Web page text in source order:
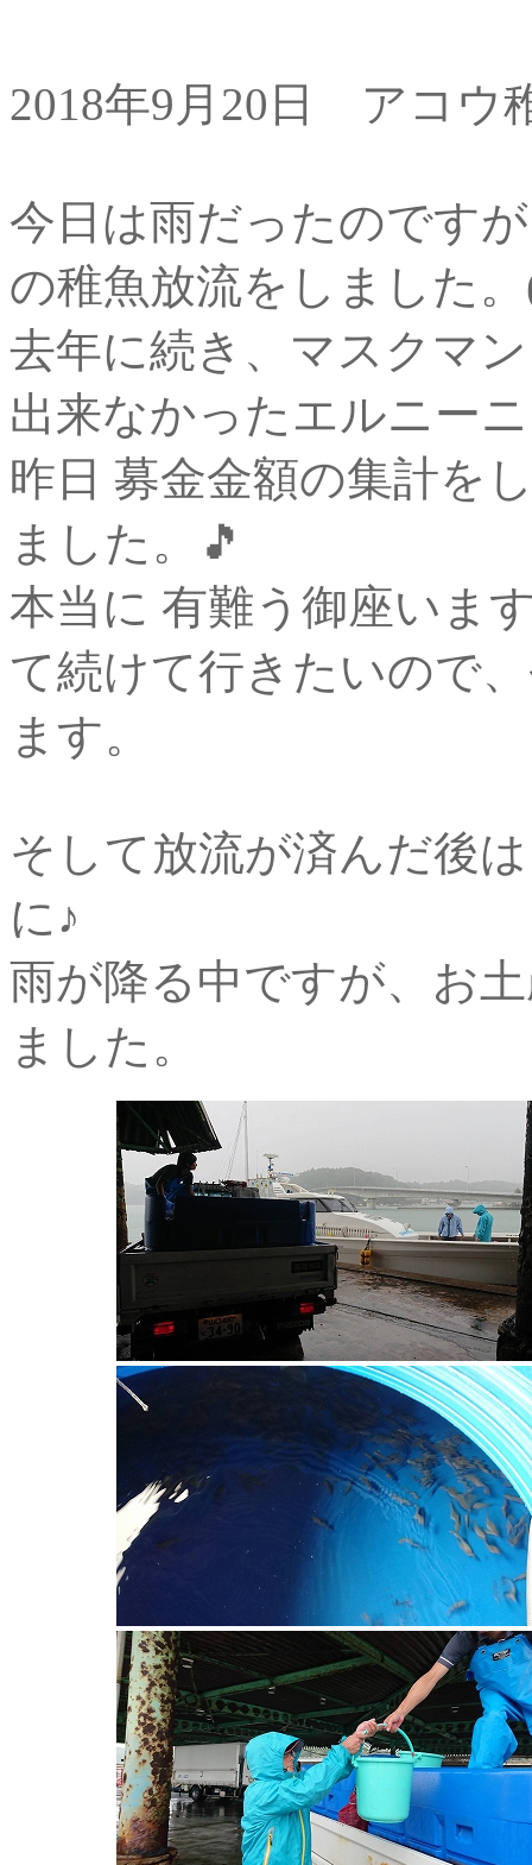
2018年9月20日 アコウ
今日は雨だったのです
の稚魚放流をしました
去年に続き、マスクマ
出来なかったエルニー
昨日 募金金額の集計を
ました。🎵
本当に 有難う御座いま
て続けて行きたいので
ます。
そして放流が済んだ後
に♪
雨が降る中ですが、お
ました。